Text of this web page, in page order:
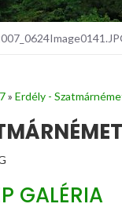
» Erdély -
GALÉRIA